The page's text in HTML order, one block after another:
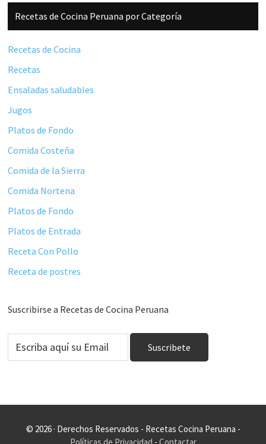
Barra
lateral
principal
Recetas de Cocina Peruana por Categoría
Recetas de Cocina
Recetas
Ensaladas saludables
Jugos
Platos de Fondo
Comida Costeña
Comida de la Sierra
Comida Nortena
Platos de Fondo
Platos de Entrada
Receta Con Pollo
Receta de postres
Suscribirse a Recetas de Cocina Peruana
© 2026 · Derechos Reservados - Recetas Cocina Peruana -
Políticas de Privacidad - Contactar